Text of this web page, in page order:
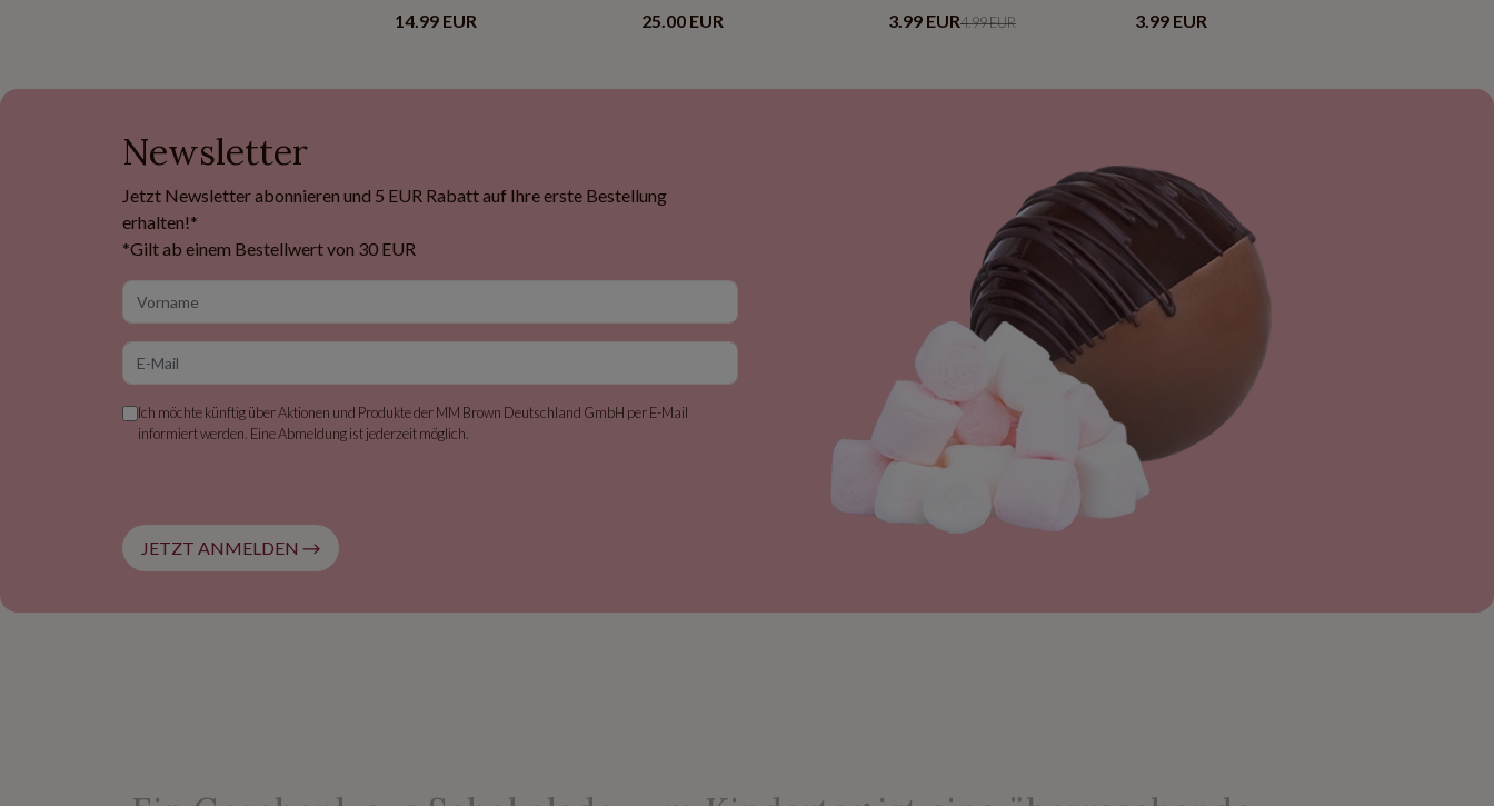
14.99 EUR
25.00 EUR
3.99 EUR4.99 EUR
3.99 EUR
Newsletter
Jetzt Newsletter abonnieren und 5 EUR Rabatt auf Ihre erste Bestellung
erhalten!*
*Gilt ab einem Bestellwert von 30 EUR
Vorname
E-Mail
Ich möchte künftig über Aktionen und Produkte der MM Brown Deutschland GmbH per E-Mail
informiert werden. Eine Abmeldung ist jederzeit möglich.
JETZT ANMELDEN